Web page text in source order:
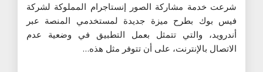
شرعت خدمة مشاركة الصور إنستاجرام المملوكة لشركة
فيس بوك بطرح ميزة جديدة لمستخدمي المنصة عبر
أندرويد، والتي تتمثل بعمل التطبيق في وضعية عدم
الاتصال بالإنترنت، على أن تتوفر مثل هذه…